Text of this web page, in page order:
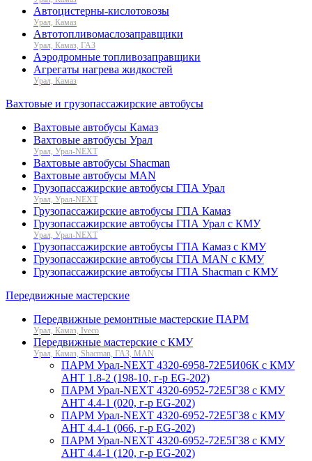
Автоцистерны-кислотовозы
Урал, Камаз
Автотопливомаслозаправщики
Урал, Камаз, ГАЗ
Аэродромные топливозаправщики
Агрегаты нагрева жидкостей
Урал, Камаз
Вахтовые и грузопассажирские автобусы
Вахтовые автобусы Камаз
Вахтовые автобусы Урал
Урал, Урал-NEXT
Вахтовые автобусы Shacman
Вахтовые автобусы MAN
Грузопассажирские автобусы ГПА Урал
Урал, Урал-NEXT
Грузопассажирские автобусы ГПА Камаз
Грузопассажирские автобусы ГПА Урал с КМУ
Урал, Урал-NEXT
Грузопассажирские автобусы ГПА Камаз с КМУ
Грузопассажирские автобусы ГПА MAN с КМУ
Грузопассажирские автобусы ГПА Shacman с КМУ
Передвижные мастерские
Передвижные ремонтные мастерские ПАРМ
Урал, Камаз, Iveco
Передвижные мастерские с КМУ
Урал, Камаз, Shacman, ГАЗ, MAN
ПАРМ Урал-NEXT 4320-6958-72Е5И06К с КМУ
АНТ 1.8-2 (198-10, г-р EG-202)
ПАРМ Урал-NEXT 4320-6952-72Е5Г38 с КМУ
АНТ 4.4-1 (020, г-р EG-202)
ПАРМ Урал-NEXT 4320-6952-72Е5Г38 с КМУ
АНТ 4.4-1 (066, г-р EG-202)
ПАРМ Урал-NEXT 4320-6952-72Е5Г38 с КМУ
АНТ 4.4-1 (120, г-р EG-202)